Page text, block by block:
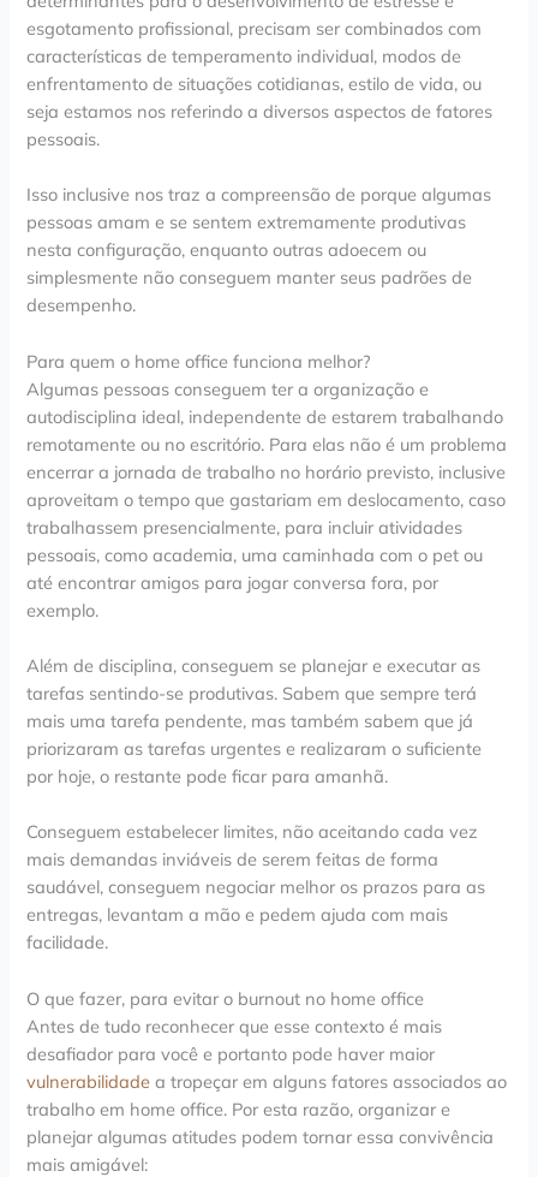
esgotamento profissional, precisam ser combinados com
características de temperamento individual, modos de
enfrentamento de situações cotidianas, estilo de vida, ou
seja estamos nos referindo a diversos aspectos de fatores
pessoais.
Isso inclusive nos traz a compreensão de porque algumas
pessoas amam e se sentem extremamente produtivas
nesta configuração, enquanto outras adoecem ou
simplesmente não conseguem manter seus padrões de
desempenho.
Para quem o home office funciona melhor?
Algumas pessoas conseguem ter a organização e
autodisciplina ideal, independente de estarem trabalhando
remotamente ou no escritório. Para elas não é um problema
encerrar a jornada de trabalho no horário previsto, inclusive
aproveitam o tempo que gastariam em deslocamento, caso
trabalhassem presencialmente, para incluir atividades
pessoais, como academia, uma caminhada com o pet ou
até encontrar amigos para jogar conversa fora, por
exemplo.
Além de disciplina, conseguem se planejar e executar as
tarefas sentindo-se produtivas. Sabem que sempre terá
mais uma tarefa pendente, mas também sabem que já
priorizaram as tarefas urgentes e realizaram o suficiente
por hoje, o restante pode ficar para amanhã.
Conseguem estabelecer limites, não aceitando cada vez
mais demandas inviáveis de serem feitas de forma
saudável, conseguem negociar melhor os prazos para as
entregas, levantam a mão e pedem ajuda com mais
facilidade.
O que fazer, para evitar o burnout no home office
Antes de tudo reconhecer que esse contexto é mais
desafiador para você e portanto pode haver maior
vulnerabilidade a tropeçar em alguns fatores associados ao
trabalho em home office. Por esta razão, organizar e
planejar algumas atitudes podem tornar essa convivência
mais amigável: